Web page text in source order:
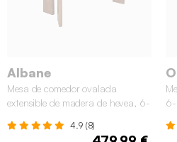
Albane
Mesa de comedor ovalada
extensible de madera de hevea, 6-
4.9 (8)
6-